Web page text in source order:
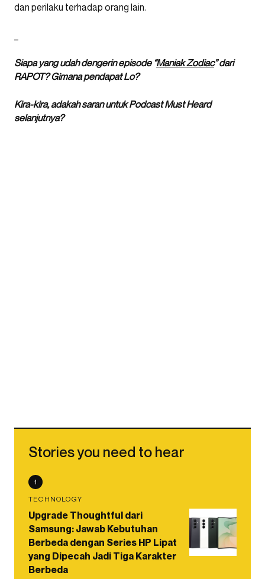
dan perilaku terhadap orang lain.
Siapa yang udah dengerin episode “Maniak Zodiac” dari
RAPOT?Gimana pendapat Lo?
Kira-kira, adakah saran untuk Podcast Must Heard
selanjutnya?
Stories you need to hear
1
TECHNOLOGY
Upgrade Thoughtful dari
Samsung: Jawab Kebutuhan
Berbeda dengan Series HP Lipat
yang Dipecah Jadi Tiga Karakter
Berbeda